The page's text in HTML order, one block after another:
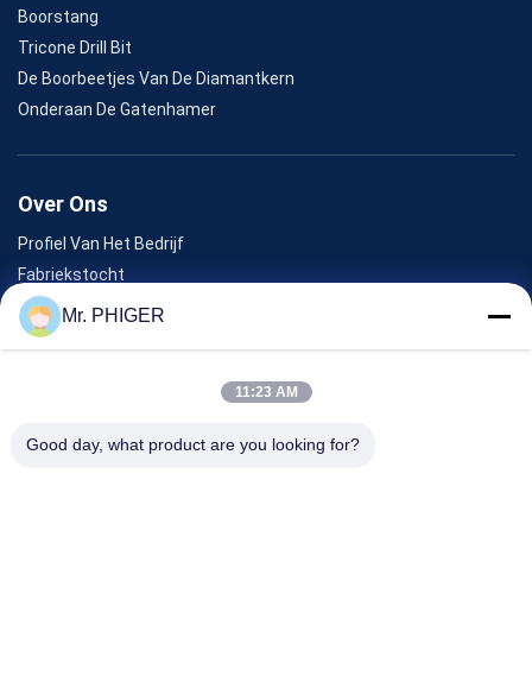
Boorstang
Tricone Drill Bit
De Boorbeetjes Van De Diamantkern
Onderaan De Gatenhamer
Over Ons
Profiel Van Het Bedrijf
Fabriekstocht
Kwaliteitscontrole
Sitemap
Evenementen
Mr. PHIGER
11:23 AM
Good day, what product are you looking for?